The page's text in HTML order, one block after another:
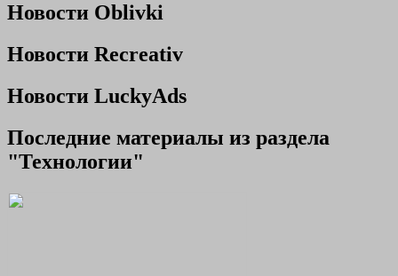
Новости Oblivki
Новости Recreativ
Новости LuckyAds
Последние материалы из раздела
"Технологии"